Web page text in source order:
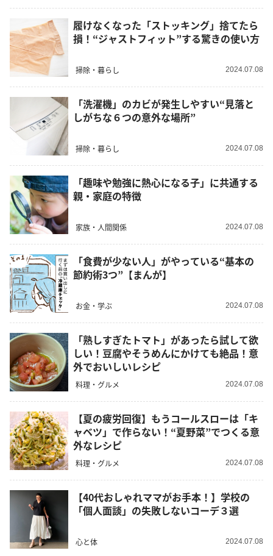
履けなくなった「ストッキング」捨てたら
損！“ジャストフィット”する驚きの使い方
掃除・暮らし 2024.07.08
「洗濯機」のカビが発生しやすい“見落と
しがちな６つの意外な場所”
掃除・暮らし 2024.07.08
「趣味や勉強に熱心になる子」に共通する
親・家庭の特徴
家族・人間関係 2024.07.08
「食費が少ない人」がやっている“基本の
節約術3つ”【まんが】
お金・学ぶ 2024.07.08
「熟しすぎたトマト」があったら試して欲
しい！豆腐やそうめんにかけても絶品！意
外でおいしいレシピ
料理・グルメ 2024.07.08
【夏の疲労回復】もうコールスローは「キ
ャベツ」で作らない！“夏野菜”でつくる意
外なレシピ
料理・グルメ 2024.07.08
【40代おしゃれママがお手本！】学校の
「個人面談」の失敗しないコーデ３選
心と体 2024.07.08